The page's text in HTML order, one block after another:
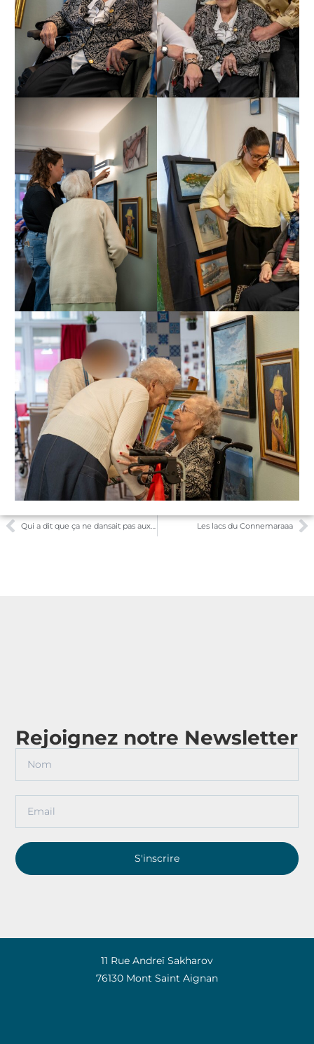
Les lacs du Connemaraaa
Rejoignez notre Newsletter
S'inscrire
11 Rue Andreï Sakharov
76130 Mont Saint Aignan